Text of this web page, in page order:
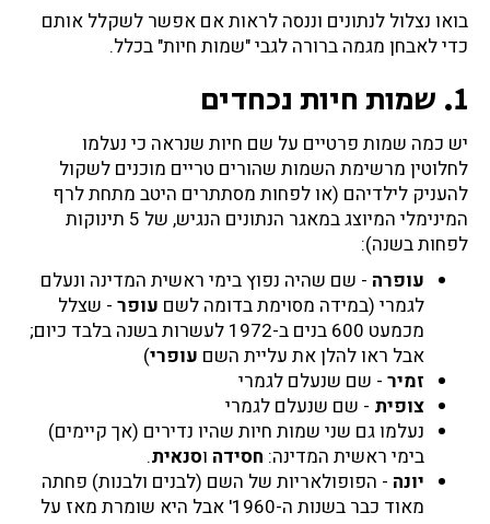
בואו נצלול לנתונים וננסה לראות אם אפשר לשקלל אותם
כדי לאבחן מגמה ברורה לגבי "שמות חיות" בכלל.
1. שמות חיות נכחדים
יש כמה שמות פרטיים על שם חיות שנראה כי נעלמו
לחלוטין מרשימת השמות שהורים טריים מוכנים לשקול
להעניק לילדיהם (או לפחות מסתתרים היטב מתחת לרף
המינימלי המיוצג במאגר הנתונים הנגיש, של 5 תינוקות
לפחות בשנה):
עופרה - שם שהיה נפוץ בימי ראשית המדינה ונעלם
לגמרי (במידה מסוימת בדומה לשם עופר - שצלל
מכמעט 600 בנים ב-1972 לעשרות בשנה בלבד כיום;
אבל ראו להלן את עליית השם עופרי)
זמיר - שם שנעלם לגמרי
צופית - שם שנעלם לגמרי
נעלמו גם שני שמות חיות שהיו נדירים (אך קיימים)
בימי ראשית המדינה: חסידה וסנאית.
יונה - הפופולאריות של השם (לבנים ולבנות) פחתה
מאוד כבר בשנות ה-1960' אבל היא שומרת מאז על